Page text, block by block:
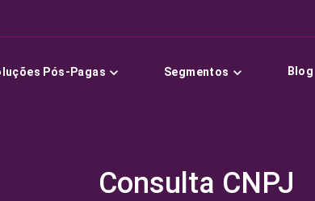
Pós-Pagas Segmentos Blog
Consulta CNPJ